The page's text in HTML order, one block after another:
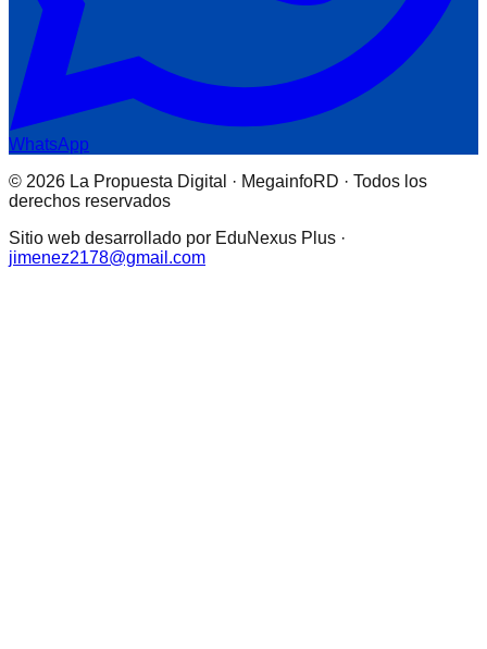
WhatsApp
© 2026 La Propuesta Digital · MegainfoRD · Todos los
derechos reservados
Sitio web desarrollado por EduNexus Plus ·
jimenez2178@gmail.com